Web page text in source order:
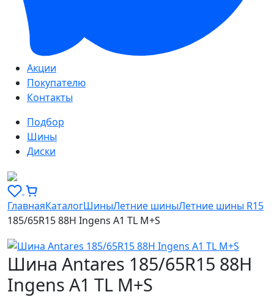
Акции
Покупателю
Контакты
Подбор
Шины
Диски
ГлавнаяКаталогШиныЛетние шиныЛетние шины R15
185/65R15 88H Ingens A1 TL M+S
Шина Antares 185/65R15 88H
Ingens A1 TL M+S